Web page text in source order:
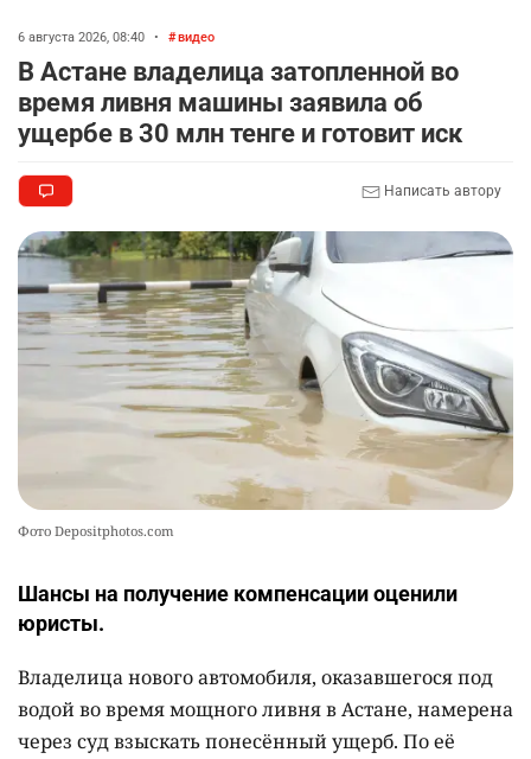
9
🏇 В Астане наказали мужчину, который ездил
верхом на лошади
10
2362 1 22
6 августа 2026, 08:40 • видео
В Астане владелица затопленной во
время ливня машины заявила об
ущербе в 30 млн тенге и готовит иск
Написать автору
Фото Depositphotos.com
Шансы на получение компенсации оценили
юристы.
Владелица нового автомобиля, оказавшегося под
водой во время мощного ливня в Астане, намерена
через суд взыскать понесённый ущерб. По её